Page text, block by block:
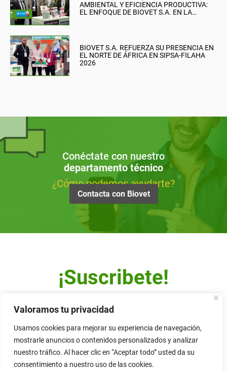
Valoramos tu privacidad
Usamos cookies para mejorar su experiencia de navegación,
mostrarle anuncios o contenidos personalizados y analizar
nuestro tráfico. Al hacer clic en “Aceptar todo” usted da su
consentimiento a nuestro uso de las cookies.
AMBIENTAL Y EFICIENCIA PRODUCTIVA:
EL ENFOQUE DE BIOVET S.A. EN LA
BIOVET S.A. REFUERZA SU PRESENCIA EN
EL NORTE DE ÁFRICA EN SIPSA-FILAHA
2026
Conéctate con nuestro
departamento técnico
¿Cómo podemos ayudarte?
Contacta con Biovet
¡Suscribete!
Escribe tu dirección de correo y recibe nuestro Newsletter.
Alternative: